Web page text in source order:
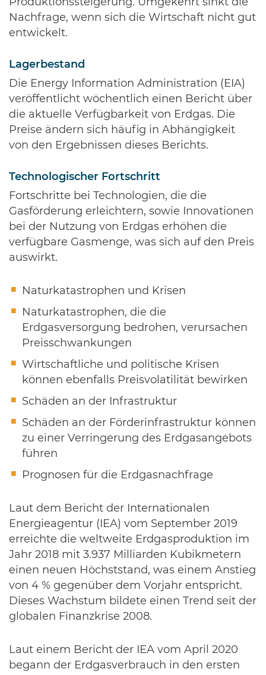
Produktionssteigerung. Umgekehrt sinkt die
Nachfrage, wenn sich die Wirtschaft nicht gut
entwickelt.
Lagerbestand
Die Energy Information Administration (EIA)
veröffentlicht wöchentlich einen Bericht über
die aktuelle Verfügbarkeit von Erdgas. Die
Preise ändern sich häufig in Abhängigkeit
von den Ergebnissen dieses Berichts.
Technologischer Fortschritt
Fortschritte bei Technologien, die die
Gasförderung erleichtern, sowie Innovationen
bei der Nutzung von Erdgas erhöhen die
verfügbare Gasmenge, was sich auf den Preis
auswirkt.
Naturkatastrophen und Krisen
Naturkatastrophen, die die
Erdgasversorgung bedrohen, verursachen
Preisschwankungen
Wirtschaftliche und politische Krisen
können ebenfalls Preisvolatilität bewirken
Schäden an der Infrastruktur
Schäden an der Förderinfrastruktur können
zu einer Verringerung des Erdgasangebots
führen
Prognosen für die Erdgasnachfrage
Laut dem Bericht der Internationalen
Energieagentur (IEA) vom September 2019
erreichte die weltweite Erdgasproduktion im
Jahr 2018 mit 3.937 Milliarden Kubikmetern
einen neuen Höchststand, was einem Anstieg
von 4 % gegenüber dem Vorjahr entspricht.
Dieses Wachstum bildete einen Trend seit der
globalen Finanzkrise 2008.
Laut einem Bericht der IEA vom April 2020
begann der Erdgasverbrauch in den ersten